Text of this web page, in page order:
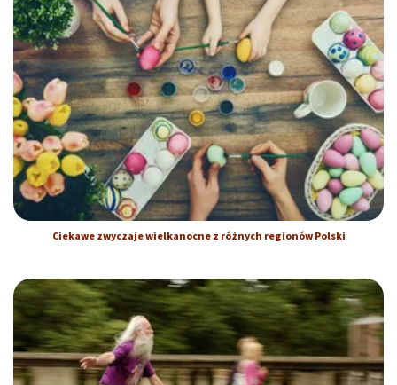
Ciekawe zwyczaje wielkanocne z różnych regionów Polski